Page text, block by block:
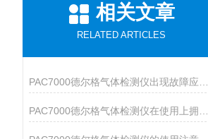
相关文章
RELATED ARTICLES